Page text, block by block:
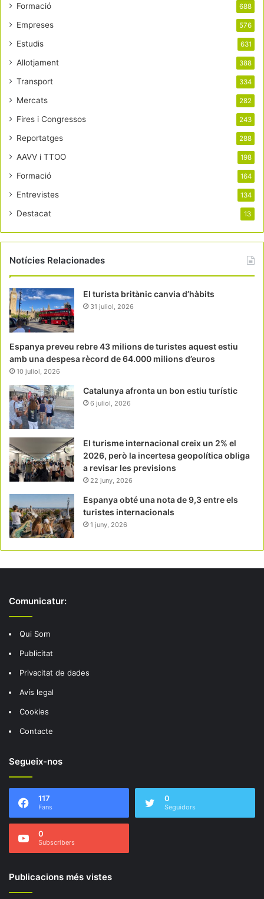
Formació 688
Empreses 576
Estudis 631
Allotjament 388
Transport 334
Mercats 282
Fires i Congressos 243
Reportatges 288
AAVV i TTOO 198
Formació 164
Entrevistes 134
Destacat 13
Notícies Relacionades
El turista britànic canvia d’hàbits
31 juliol, 2026
Espanya preveu rebre 43 milions de turistes aquest estiu
amb una despesa rècord de 64.000 milions d’euros
10 juliol, 2026
Catalunya afronta un bon estiu turístic
6 juliol, 2026
El turisme internacional creix un 2% el
2026, però la incertesa geopolítica obliga
a revisar les previsions
22 juny, 2026
Espanya obté una nota de 9,3 entre els
turistes internacionals
1 juny, 2026
Comunicatur:
Qui Som
Publicitat
Privacitat de dades
Avís legal
Cookies
Contacte
Segueix-nos
117
Fans
0
Seguidors
0
Subscribers
Publicacions més vistes